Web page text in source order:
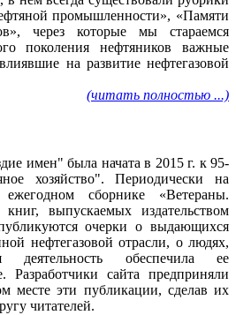
промышленности», «Памяти
через которые мы стараемся
поколения нефтяников важные
на развитие нефтегазовой
(читать полностью ...)
имен" была начата в 2015 г. к 95-
хозяйство". Периодически на
сборнике «Ветераны.
выпускаемых издательством
очерки о выдающихся
нефтегазовой отрасли, о людях,
деятельность обеспечила ее
Разработчики сайта предприняли
месте эти публикации, сделав их
читателей.